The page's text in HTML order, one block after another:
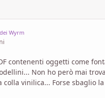
Wyrm
contenenti oggetti come
Non ho però mai
vinilica... Forse sbaglio